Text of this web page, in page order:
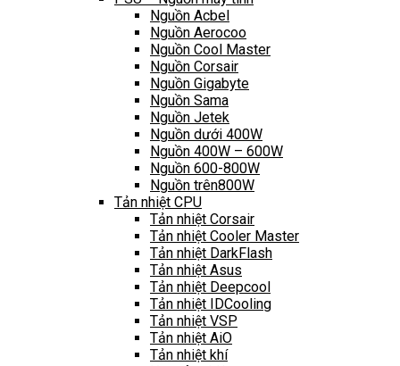
Nguồn Acbel
Nguồn Aerocoo
Nguồn Cool Master
Nguồn Corsair
Nguồn Gigabyte
Nguồn Sama
Nguồn Jetek
Nguồn dưới 400W
Nguồn 400W – 600W
Nguồn 600-800W
Nguồn trên800W
Tản nhiệt CPU
Tản nhiệt Corsair
Tản nhiệt Cooler Master
Tản nhiệt DarkFlash
Tản nhiệt Asus
Tản nhiệt Deepcool
Tản nhiệt IDCooling
Tản nhiệt VSP
Tản nhiệt AiO
Tản nhiệt khí